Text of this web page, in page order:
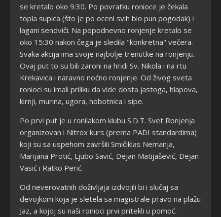
se kretalo oko 9:30. Po povratku ronioce je čekala
topla supica (što je po oceni svih bio pun pogodak) i
lagani sendviči. Na popodnevno ronjenje kretalo se
oko 15:30 nakon čega je sledila "konkretna" večera.
Svaka akcija ima svoje najbolje trenutke na ronjenju.
Ovaj put to su bili zaroni na hridi Sv. Nikola i na rtu
Krekavica i naravno noćno ronjenje. Od živog sveta
ronioci su imali priliku da vide dosta jastoga, hlapova,
kirnji, murina, ugora, hobotnica i sipe.
Po prvi put je u ronilakom klubu S.D.T. Svet Ronjenja
organizovan i Nitrox kurs (prema PADI standardima)
koji su sa uspehom završili Smičiklas Nemanja,
Marijana Protić, Ljubo Savić, Dejan Matijašević, Dejan
Vasić i Ratko Perić.
Od neverovatnih doživljaja izdvojili bi i slučaj sa
devojkom koja je sletela sa magistrale pravo na plažu
Jaz, a kojoj su naši ronioci prvi pritekli u pomoć.